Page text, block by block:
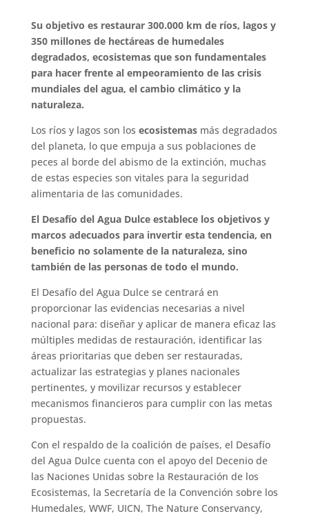
Su objetivo es restaurar 300.000 km de ríos, lagos y
350 millones de hectáreas de humedales
degradados, ecosistemas que son fundamentales
para hacer frente al empeoramiento de las crisis
mundiales del agua, el cambio climático y la
naturaleza.
Los ríos y lagos son los ecosistemas más degradados
del planeta, lo que empuja a sus poblaciones de
peces al borde del abismo de la extinción, muchas
de estas especies son vitales para la seguridad
alimentaria de las comunidades.
El Desafío del Agua Dulce establece los objetivos y
marcos adecuados para invertir esta tendencia, en
beneficio no solamente de la naturaleza, sino
también de las personas de todo el mundo.
El Desafío del Agua Dulce se centrará en
proporcionar las evidencias necesarias a nivel
nacional para: diseñar y aplicar de manera eficaz las
múltiples medidas de restauración, identificar las
áreas prioritarias que deben ser restauradas,
actualizar las estrategias y planes nacionales
pertinentes, y movilizar recursos y establecer
mecanismos financieros para cumplir con las metas
propuestas.
Con el respaldo de la coalición de países, el Desafío
del Agua Dulce cuenta con el apoyo del Decenio de
las Naciones Unidas sobre la Restauración de los
Ecosistemas, la Secretaría de la Convención sobre los
Humedales, WWF, UICN, The Nature Conservancy,